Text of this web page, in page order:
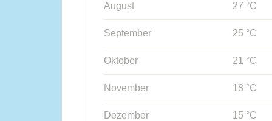
August 27 °C
September 25 °C
Oktober 21 °C
November 18 °C
Dezember 15 °C